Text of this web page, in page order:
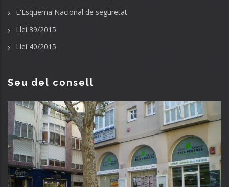
L'Esquema Nacional de seguretat
Llei 39/2015
Llei 40/2015
Seu del consell